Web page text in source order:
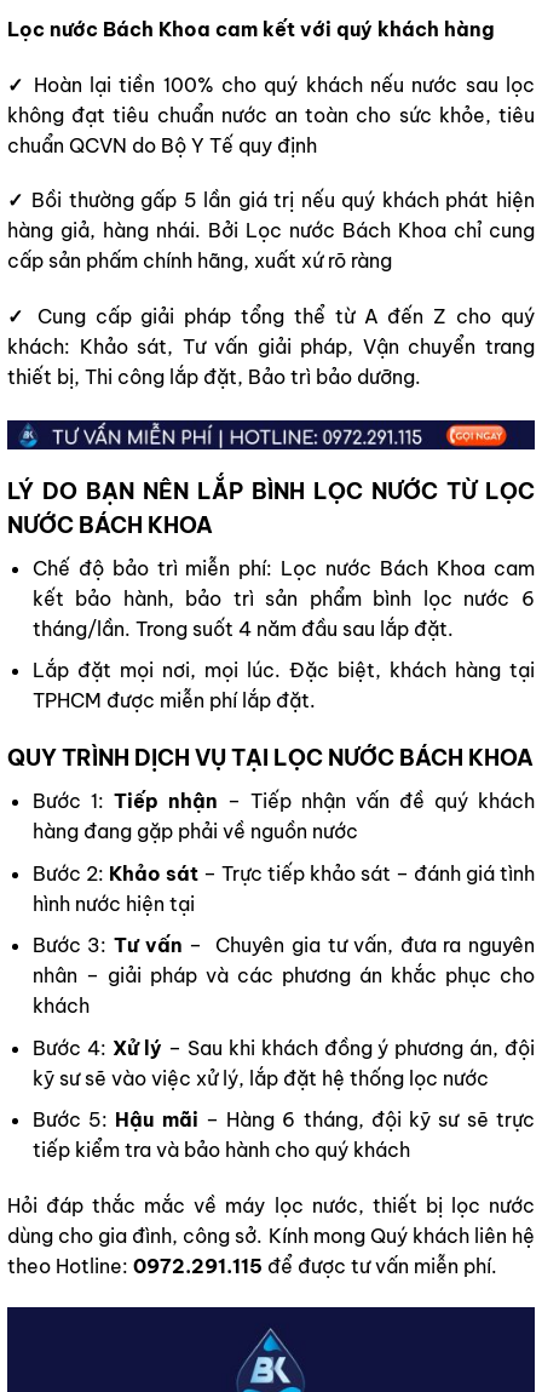
Lọc nước Bách Khoa cam kết với quý khách hàng
✓ Hoàn lại tiền 100% cho quý khách nếu nước sau lọc
không đạt tiêu chuẩn nước an toàn cho sức khỏe, tiêu
chuẩn QCVN do Bộ Y Tế quy định
✓ Bồi thường gấp 5 lần giá trị nếu quý khách phát hiện
hàng giả, hàng nhái. Bởi Lọc nước Bách Khoa chỉ cung
cấp sản phấm chính hãng, xuất xứ rõ ràng
✓
Cung cấp giải pháp tổng thể từ A đến Z cho quý
khách: Khảo sát, Tư vấn giải pháp, Vận chuyển trang
thiết bị, Thi công lắp đặt, Bảo trì bảo dưỡng.
LÝ DO BẠN NÊN LẮP BÌNH LỌC NƯỚC TỪ LỌC
NƯỚC BÁCH KHOA
Chế độ bảo trì miễn phí: Lọc nước Bách Khoa cam
kết bảo hành, bảo trì sản phẩm bình lọc nước 6
tháng/lần. Trong suốt 4 năm đầu sau lắp đặt.
Lắp đặt mọi nơi, mọi lúc. Đặc biệt, khách hàng tại
TPHCM được miễn phí lắp đặt.
QUY TRÌNH DỊCH VỤ TẠI LỌC NƯỚC BÁCH KHOA
Bước 1: Tiếp nhận – Tiếp nhận vấn đề quý khách
hàng đang gặp phải về nguồn nước
Bước 2: Khảo sát– Trực tiếp khảo sát – đánh giá tình
hình nước hiện tại
Bước 3: Tư vấn – Chuyên gia tư vấn, đưa ra nguyên
nhân – giải pháp và các phương án khắc phục cho
khách
Bước 4: Xử lý – Sau khi khách đồng ý phương án, đội
kỹ sư sẽ vào việc xử lý, lắp đặt hệ thống lọc nước
Bước 5: Hậu mãi – Hàng 6 tháng, đội kỹ sư sẽ trực
tiếp kiểm tra và bảo hành cho quý khách
Hỏi đáp thắc mắc về máy lọc nước, thiết bị lọc nước
dùng cho gia đình, công sở. Kính mong Quý khách liên hệ
theo Hotline: 0972.291.115 để được tư vấn miễn phí.